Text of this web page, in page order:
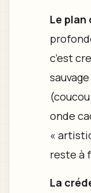
Le plan
c’est
onde
«
reste à
La